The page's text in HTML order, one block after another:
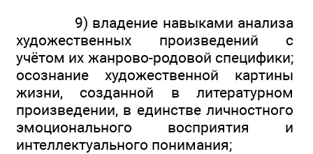
9) владение навыками анализа
художественных произведений с
учётом их жанрово-родовой специфики;
осознание художественной картины
жизни, созданной в литературном
произведении, в единстве личностного
эмоционального восприятия и
интеллектуального понимания;